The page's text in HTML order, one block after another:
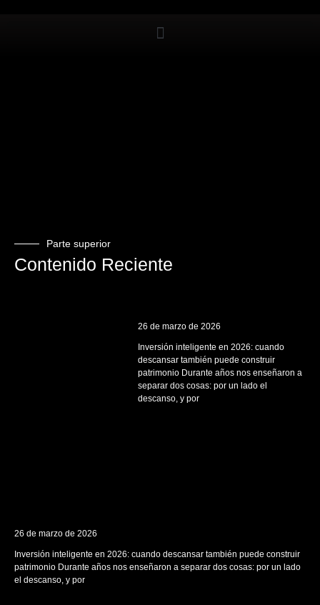
Parte superior
Contenido Reciente
26 de marzo de 2026
Inversión inteligente en 2026: cuando
descansar también puede construir
patrimonio Durante años nos enseñaron a
separar dos cosas: por un lado el
descanso, y por
26 de marzo de 2026
Inversión inteligente en 2026: cuando descansar también puede construir
patrimonio Durante años nos enseñaron a separar dos cosas: por un lado
el descanso, y por